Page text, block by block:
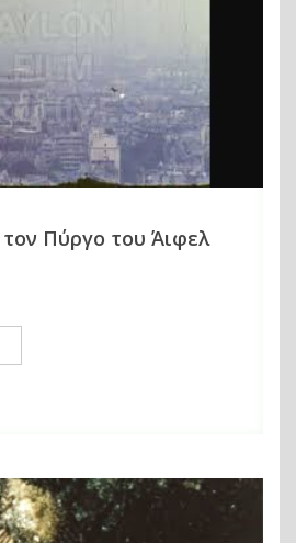
Πύργο του Άιφελ